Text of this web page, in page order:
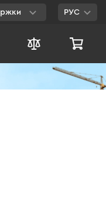
РУС